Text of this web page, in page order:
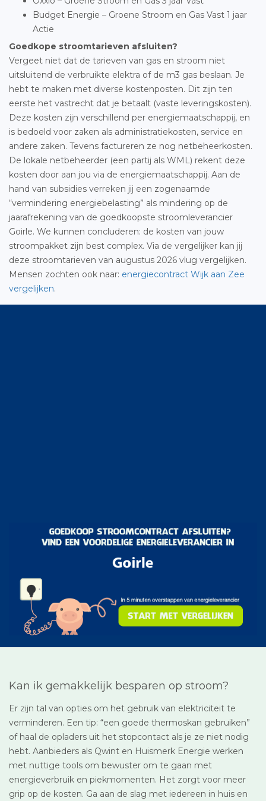
Budget Energie – Groene Stroom en Gas Vast 1 jaar
Actie
Goedkope stroomtarieven afsluiten?
Vergeet niet dat de tarieven van gas en stroom niet
uitsluitend de verbruikte elektra of de m3 gas beslaan. Je
hebt te maken met diverse kostenposten. Dit zijn ten
eerste het vastrecht dat je betaalt (vaste leveringskosten).
Deze kosten zijn verschillend per energiemaatschappij, en
is bedoeld voor zaken als administratiekosten, service en
andere zaken. Tevens factureren ze nog netbeheerkosten.
De lokale netbeheerder (een partij als WML) rekent deze
kosten door aan jou via de energiemaatschappij. Aan de
hand van subsidies verreken jij een zogenaamde
“vermindering energiebelasting” als mindering op de
jaarafrekening van de goedkoopste stroomleverancier
Goirle. We kunnen concluderen: de kosten van jouw
stroompakket zijn best complex. Via de vergelijker kan jij
deze stroomtarieven van augustus 2026 vlug vergelijken.
Mensen zochten ook naar: energiecontract Wijk aan Zee
vergelijken.
Kan ik gemakkelijk besparen op stroom?
Er zijn tal van opties om het gebruik van elektriciteit te
verminderen. Een tip: “een goede thermoskan gebruiken”
of haal de opladers uit het stopcontact als je ze niet nodig
hebt. Aanbieders als Qwint en Huismerk Energie werken
met nuttige tools om bewuster om te gaan met
energieverbruik en piekmomenten. Het zorgt voor meer
grip op de kosten. Ga aan de slag met iedereen in huis en